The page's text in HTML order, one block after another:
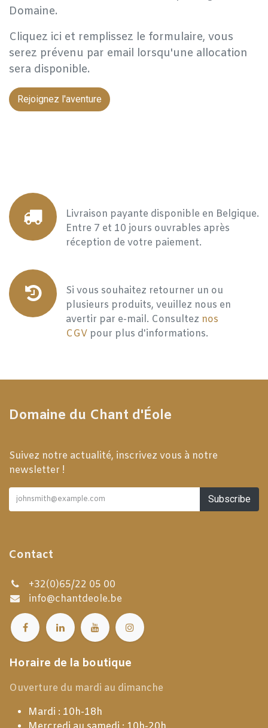
Domaine.
Cliquez ici et remplissez le formulaire, vous
serez prévenu par email lorsqu'une allocation
sera disponible.
Rejoignez l'aventure
Livraison payante disponible en Belgique.
Entre 7 et 10 jours ouvrables après
réception de votre paiement.
Si vous souhaitez retourner un ou
plusieurs produits, veuillez nous en
avertir par e-mail. Consultez nos
CGV pour plus d'informations.
Domaine du Chant d'Éole
Suivez notre actualité, inscrivez vous à notre
newsletter !
Subscribe
Contact
+32(0)65/22 05 00
info@chantdeole.be
Horaire de la boutique
Ouverture du mardi au dimanche
Mardi : 10h-18h